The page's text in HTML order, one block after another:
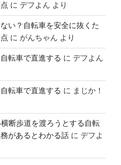
に デフよん より
い？自転車を安全に抜くた
に がんちゃん より
転車で直進する に デフよん
転車で直進する に まじか！
断歩道を渡ろうとする自転
があるとわかる話 に デフよ